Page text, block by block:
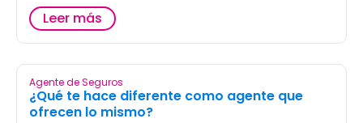
Leer más
Agente de Seguros
¿Qué te hace diferente como agente que
ofrecen lo mismo?